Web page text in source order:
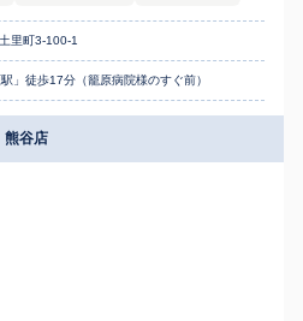
里町3-100-1
」徒歩17分（籠原病院様のすぐ前）
谷店